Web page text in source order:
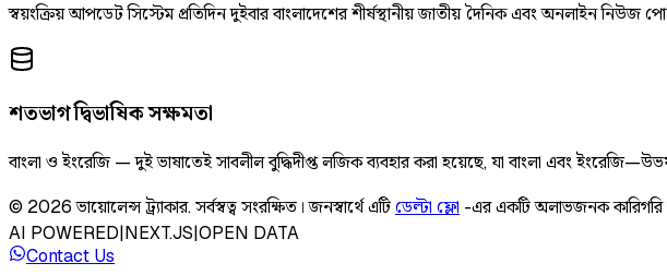
স্বয়ংক্রিয় আপডেট সিস্টেম প্রতিদিন দুইবার বাংলাদেশের শীর্ষস্থানীয় জাতীয় দৈনিক এবং অনলাইন
শতভাগ দ্বিভাষিক সক্ষমতা
বাংলা ও ইংরেজি — দুই ভাষাতেই সাবলীল বুদ্ধিদীপ্ত লজিক ব্যবহার করা হয়েছে, যা বাংলা এবং
© 2026 ভায়োলেন্স ট্র্যাকার.সর্বস্বত্ব সংরক্ষিত। জনস্বার্থে এটিডেল্টা ফ্লো -এর একটি অলাভজনক কারিগরি
AI POWERED|NEXT.JS|OPEN DATA
Contact Us